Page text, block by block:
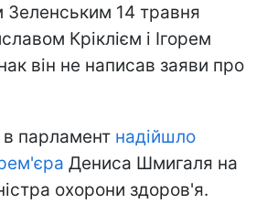
Зеленським 14 травня
Кріклієм і Ігорем
він не написав заяви про
парламент надійшло
Дениса Шмигаля на
охорони здоров'я.